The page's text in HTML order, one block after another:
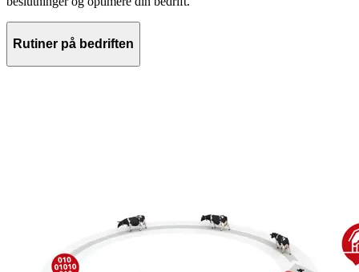
Rutiner på bedriften